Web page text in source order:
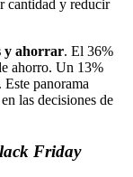
cantidad y reducir
y ahorrar. El 36%
ahorro. Un 13%
panorama
las decisiones de
Friday